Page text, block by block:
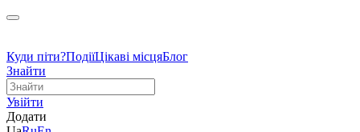
Куди піти?ПодіїЦікаві місцяБлог
Знайти
Увійти
Додати